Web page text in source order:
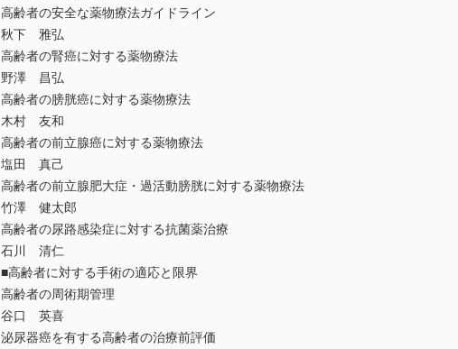
高齢者の安全な薬物療法ガイドライン
秋下 雅弘
高齢者の腎癌に対する薬物療法
野澤 昌弘
高齢者の膀胱癌に対する薬物療法
木村 友和
高齢者の前立腺癌に対する薬物療法
塩田 真己
高齢者の前立腺肥大症・過活動膀胱に対する薬物療法
竹澤 健太郎
高齢者の尿路感染症に対する抗菌薬治療
石川 清仁
■高齢者に対する手術の適応と限界
高齢者の周術期管理
谷口 英喜
泌尿器癌を有する高齢者の治療前評価